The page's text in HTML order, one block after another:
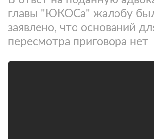
главы "ЮКОСа" жалобу
заявлено, что оснований
пересмотра приговора нет